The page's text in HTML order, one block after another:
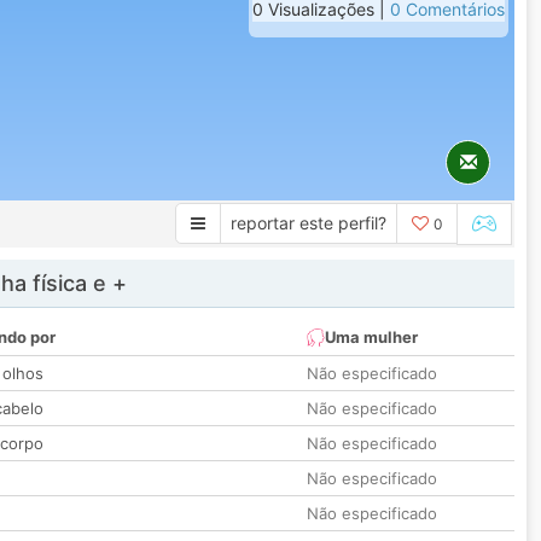
0 Visualizações | 0 Comentários
reportar este perfil? 0
física e +
por
Uma mulher
Não especificado
Não especificado
Não especificado
Não especificado
Não especificado